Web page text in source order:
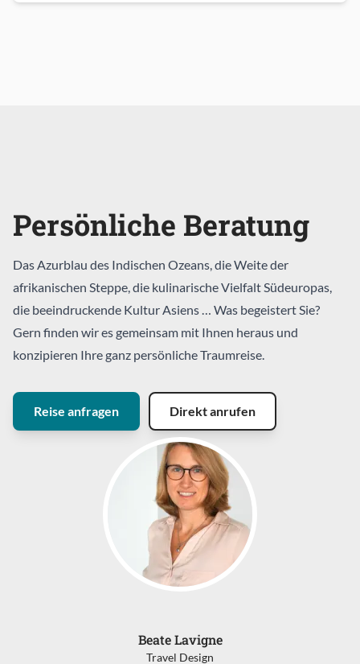
Persönliche Beratung
Das Azurblau des Indischen Ozeans, die Weite der
afrikanischen Steppe, die kulinarische Vielfalt Südeuropas,
die beeindruckende Kultur Asiens … Was begeistert Sie?
Gern finden wir es gemeinsam mit Ihnen heraus und
konzipieren Ihre ganz persönliche Traumreise.
Reise anfragen Direkt anrufen
Beate Lavigne
Travel Design